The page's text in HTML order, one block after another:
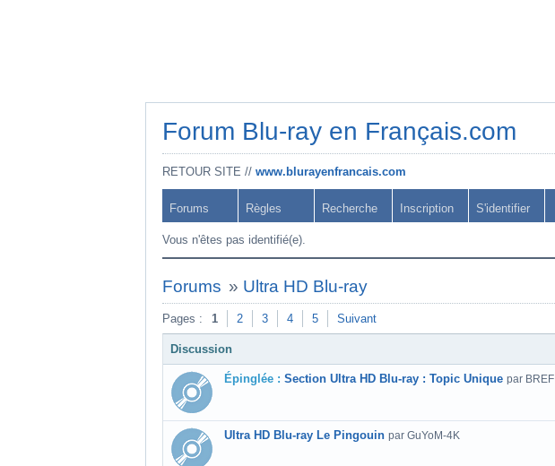
Forum Blu-ray en Français.com
RETOUR SITE // www.blurayenfrancais.com
Forums Règles Recherche Inscription S'identifier
Vous n'êtes pas identifié(e).
Forums » Ultra HD Blu-ray
Pages : 1 2 3 4 5 Suivant
Discussion
Épinglée : Section Ultra HD Blu-ray : Topic Unique par BREF
Ultra HD Blu-ray Le Pingouin par GuYoM-4K